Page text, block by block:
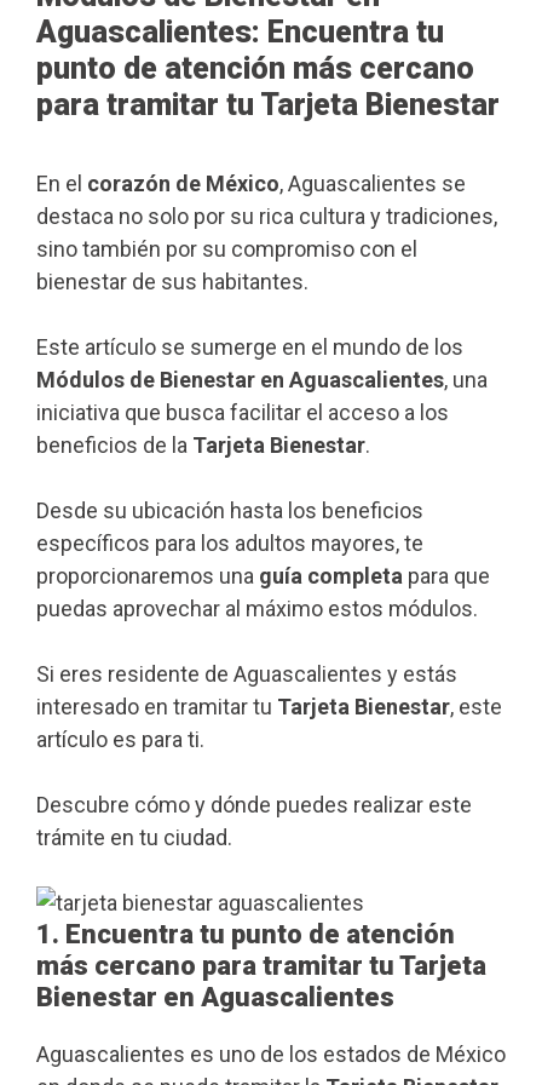
Aguascalientes: Encuentra tu
punto de atención más cercano
para tramitar tu Tarjeta Bienestar
En el corazón de México, Aguascalientes se
destaca no solo por su rica cultura y tradiciones,
sino también por su compromiso con el
bienestar de sus habitantes.
Este artículo se sumerge en el mundo de los
Módulos de Bienestar en Aguascalientes, una
iniciativa que busca facilitar el acceso a los
beneficios de la Tarjeta Bienestar.
Desde su ubicación hasta los beneficios
específicos para los adultos mayores, te
proporcionaremos una guía completa para que
puedas aprovechar al máximo estos módulos.
Si eres residente de Aguascalientes y estás
interesado en tramitar tu Tarjeta Bienestar, este
artículo es para ti.
Descubre cómo y dónde puedes realizar este
trámite en tu ciudad.
1. Encuentra tu punto de atención
más cercano para tramitar tu Tarjeta
Bienestar en Aguascalientes
Aguascalientes es uno de los estados de México